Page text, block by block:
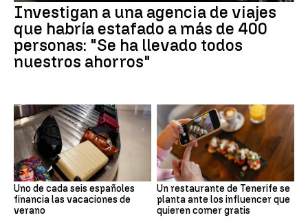
Investigan a una agencia de viajes
que habría estafado a más de 400
personas: "Se ha llevado todos
nuestros ahorros"
Uno de cada seis españoles
financia las vacaciones de
verano
Un restaurante de Tenerife se
planta ante los influencer que
quieren comer gratis